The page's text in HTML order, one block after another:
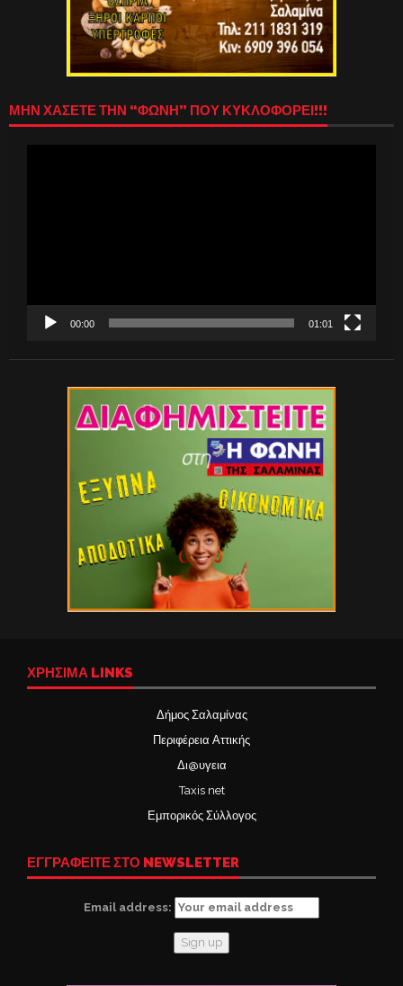
ΜΗΝ ΧΑΣΕΤΕ ΤΗΝ “ΦΩΝΗ” ΠΟΥ ΚΥΚΛΟΦΟΡΕΙ!!!
00:00 01:01
ΧΡΉΣΙΜΑ LINKS
Δήμος Σαλαμίνας
Περιφέρεια Αττικής
Δι@υγεια
Taxis net
Εμπορικός Σύλλογος
ΕΓΓΡΑΦΕΙΤΕ ΣΤΟ NEWSLETTER
Email address: